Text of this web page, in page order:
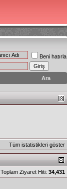
Beni hatırla
Ara
Tüm istatistikleri göster
Toplam Ziyaret Hiti: 34,431